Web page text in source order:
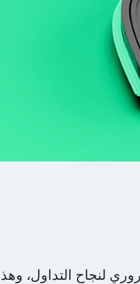
لنجاح التداول،